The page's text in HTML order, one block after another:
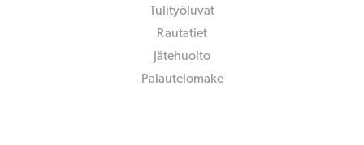
Tulityöluvat
Rautatiet
Jätehuolto
Palautelomake